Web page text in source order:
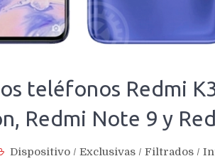
teléfonos Redmi
Redmi Note 9 y
Dispositivo / Exclusivas / Filtrados /